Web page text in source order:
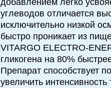
добавлением легко
углеводов отличается
исключительно низкой
быстро проникает из
VITARGO ELECTRO-
гликогена на 80%
Препарат способствует
увеличить